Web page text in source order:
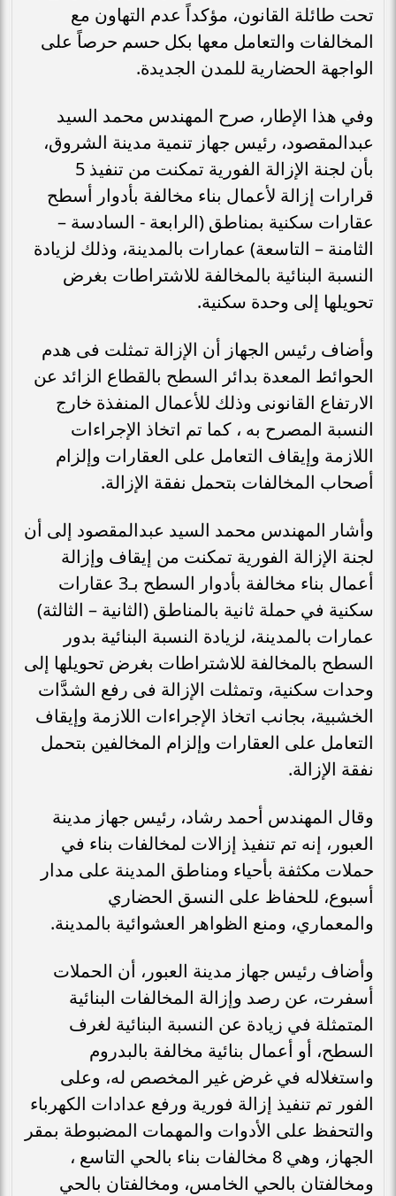
تحت طائلة القانون، مؤكداً عدم التهاون مع
المخالفات والتعامل معها بكل حسم حرصاً على
الواجهة الحضارية للمدن الجديدة.
وفي هذا الإطار، صرح المهندس محمد السيد
عبدالمقصود، رئيس جهاز تنمية مدينة الشروق،
بأن لجنة الإزالة الفورية تمكنت من تنفيذ 5
قرارات إزالة لأعمال بناء مخالفة بأدوار أسطح
عقارات سكنية بمناطق (الرابعة - السادسة –
الثامنة – التاسعة) عمارات بالمدينة، وذلك لزيادة
النسبة البنائية بالمخالفة للاشتراطات بغرض
تحويلها إلى وحدة سكنية.
وأضاف رئيس الجهاز أن الإزالة تمثلت فى هدم
الحوائط المعدة بدائر السطح بالقطاع الزائد عن
الارتفاع القانونى وذلك للأعمال المنفذة خارج
النسبة المصرح به ، كما تم اتخاذ الإجراءات
اللازمة وإيقاف التعامل على العقارات وإلزام
أصحاب المخالفات بتحمل نفقة الإزالة.
وأشار المهندس محمد السيد عبدالمقصود إلى أن
لجنة الإزالة الفورية تمكنت من إيقاف وإزالة
أعمال بناء مخالفة بأدوار السطح بـ3 عقارات
سكنية في حملة ثانية بالمناطق (الثانية – الثالثة)
عمارات بالمدينة، لزيادة النسبة البنائية بدور
السطح بالمخالفة للاشتراطات بغرض تحويلها إلى
وحدات سكنية، وتمثلت الإزالة فى رفع الشدَّات
الخشبية، بجانب اتخاذ الإجراءات اللازمة وإيقاف
التعامل على العقارات وإلزام المخالفين بتحمل
نفقة الإزالة.
وقال المهندس أحمد رشاد، رئيس جهاز مدينة
العبور، إنه تم تنفيذ إزالات لمخالفات بناء في
حملات مكثفة بأحياء ومناطق المدينة على مدار
أسبوع، للحفاظ على النسق الحضاري
والمعماري، ومنع الظواهر العشوائية بالمدينة.
وأضاف رئيس جهاز مدينة العبور، أن الحملات
أسفرت، عن رصد وإزالة المخالفات البنائية
المتمثلة في زيادة عن النسبة البنائية لغرف
السطح، أو أعمال بنائية مخالفة بالبدروم
واستغلاله في غرض غير المخصص له، وعلى
الفور تم تنفيذ إزالة فورية ورفع عدادات الكهرباء
والتحفظ على الأدوات والمهمات المضبوطة بمقر
الجهاز، وهي 8 مخالفات بناء بالحي التاسع ،
ومخالفتان بالحي الخامس، ومخالفتان بالحي